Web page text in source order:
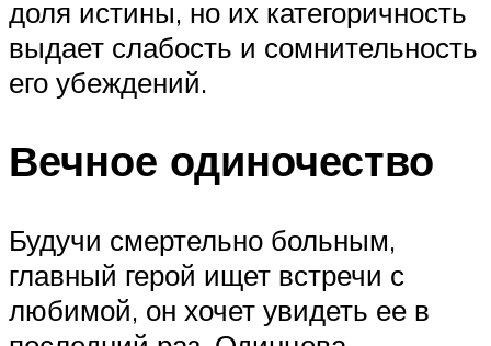
доля истины, но их категоричность
выдает слабость и сомнительность
его убеждений.
Вечное одиночество
Будучи смертельно больным,
главный герой ищет встречи с
любимой, он хочет увидеть ее в